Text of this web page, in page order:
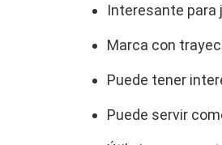
Interesante para
Marca con
Puede tener
Puede servir